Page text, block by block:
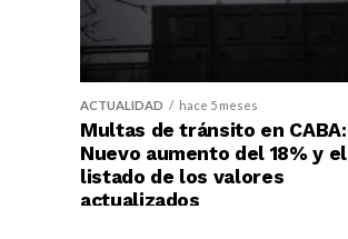
ACTUALIDAD hace 5 meses
Multas de tránsito en CABA:
Nuevo aumento del 18% y el
listado de los valores
actualizados